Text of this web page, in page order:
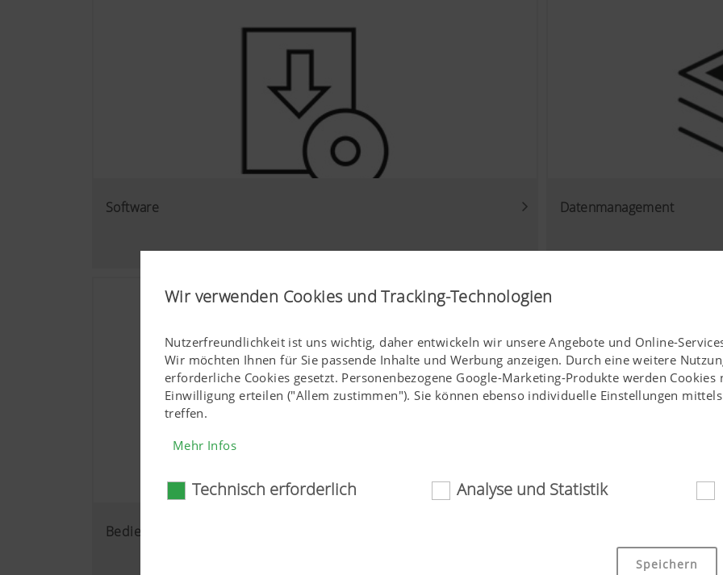
Wir verwenden Cookies und Tracking-Technologien
Nutzerfreundlichkeit ist uns wichtig, daher entwickeln wir unsere Angebote und Online-
Wir möchten Ihnen für Sie passende Inhalte und Werbung anzeigen. Durch eine weitere
erforderliche Cookies gesetzt. Personenbezogene Google-Marketing-Produkte werden Cookies
Einwilligung erteilen ("Allem zustimmen"). Sie können ebenso individuelle Einstellungen
treffen.
Gewisse Web-Technologien und Cookies tragen dazu bei, diese Webseite für Sie einfach
Mehr Infos
Technisch erforderlich Analyse und Statistik
Speichern
Software Datenmanagement
Bedienung